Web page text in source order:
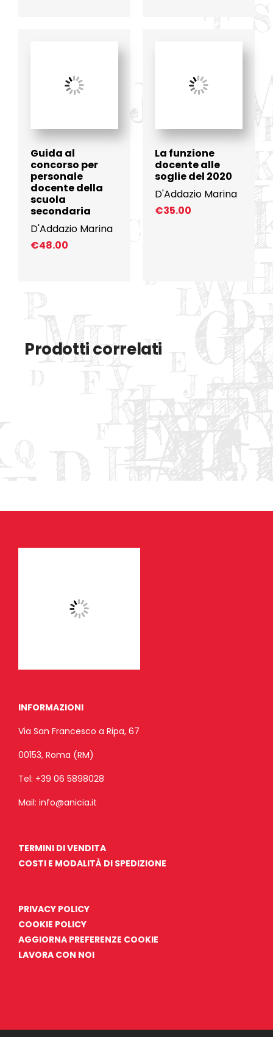
Guida al
concorso per
personale
docente della
scuola
secondaria
D'Addazio Marina
€48.00
La funzione
docente alle
soglie del 2020
D'Addazio Marina
€35.00
Prodotti correlati
INFORMAZIONI
Via San Francesco a Ripa, 67
00153, Roma (RM)
Tel: +39 06 5898028
Mail: info@anicia.it
TERMINI DI VENDITA
COSTI E MODALITÀ DI SPEDIZIONE
PRIVACY POLICY
COOKIE POLICY
AGGIORNA PREFERENZE COOKIE
LAVORA CON NOI